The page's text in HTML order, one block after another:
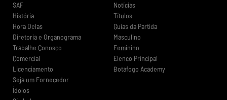
SAF
História
Hora Delas
Diretoria e Organograma
Trabalhe Conosco
Comercial
Licenciamento
Seja um Fornecedor
Ídolos
Notícias
Títulos
Guias da Partida
Masculino
Feminino
Elenco Principal
Botafogo Academy